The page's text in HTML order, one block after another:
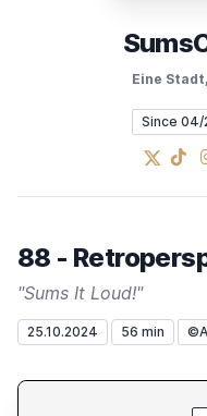
Eine
Since 04/
X
88 -
"Sums It Loud!"
25.10.2024 56 min